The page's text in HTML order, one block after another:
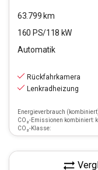
63.799 km
160 PS/118 kW
Automatik
Rückfahrkamera
Lenkradheizung
Energieverbrauch
CO₂-Emissionen kombiniert:
CO₂-Klasse: